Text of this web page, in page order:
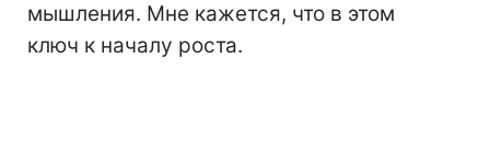
мышления. Мне кажется, что в этом
ключ к началу роста.